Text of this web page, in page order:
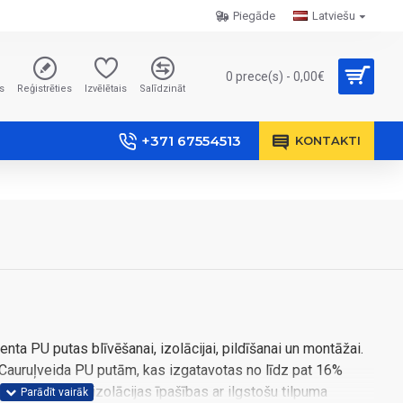
Latviešu
Piegāde
Reģistrēties Izvēlētais Salīdzināt
0 prece(s) - 0,00€
+371 67554513 KONTAKTI
PU putas blīvēšanai, izolācijai, pildīšanai un montāžai.
PU putām, kas izgatavotas no līdz pat 16%
siltuma un izolācijas īpašības ar ilgstošu tilpuma